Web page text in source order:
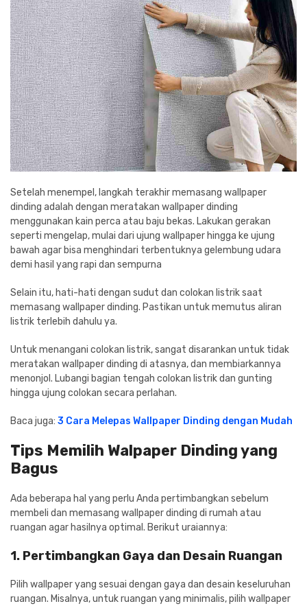
Setelah menempel, langkah terakhir memasang wallpaper
dinding adalah dengan meratakan wallpaper dinding
menggunakan kain perca atau baju bekas. Lakukan gerakan
seperti mengelap, mulai dari ujung wallpaper hingga ke ujung
bawah agar bisa menghindari terbentuknya gelembung udara
demi hasil yang rapi dan sempurna
Selain itu, hati-hati dengan sudut dan colokan listrik saat
memasang wallpaper dinding. Pastikan untuk memutus aliran
listrik terlebih dahulu ya.
Untuk menangani colokan listrik, sangat disarankan untuk tidak
meratakan wallpaper dinding di atasnya, dan membiarkannya
menonjol. Lubangi bagian tengah colokan listrik dan gunting
hingga ujung colokan secara perlahan.
Baca juga: 3 Cara Melepas Wallpaper Dinding dengan Mudah
Tips Memilih Walpaper Dinding yang
Bagus
Ada beberapa hal yang perlu Anda pertimbangkan sebelum
membeli dan memasang wallpaper dinding di rumah atau
ruangan agar hasilnya optimal. Berikut uraiannya:
1. Pertimbangkan Gaya dan Desain Ruangan
Pilih wallpaper yang sesuai dengan gaya dan desain keseluruhan
ruangan. Misalnya, untuk ruangan yang minimalis, pilih wallpaper